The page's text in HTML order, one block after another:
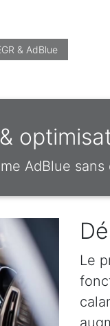
& AdBlue
AdBlue
Le